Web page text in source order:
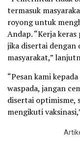
termasuk
royong untuk
Andap. “Kerja
jika disertai dengan
masyarakat,”
“Pesan kami
waspada, jangan
disertai optimisme,
mengikuti